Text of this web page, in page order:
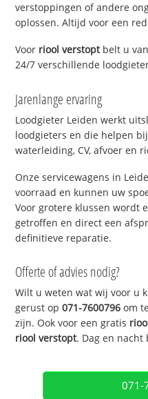
verstoppingen of andere
oplossen. Altijd voor een
Voor riool verstoptbelt u
24/7 verschillende
Jarenlange ervaring
Loodgieter Leiden werkt
loodgieters en die helpen
waterleiding, CV, afvoer en
Onze servicewagens in
voorraad en kunnen uw
Voor grotere klussen wordt
getroffen en direct een
definitieve reparatie.
Offerte of advies nodig?
Wilt u weten wat wij voor u
gerust op071-7600796 om
zijn. Ook voor een gratis
riool verstopt. Dag en nacht
071-